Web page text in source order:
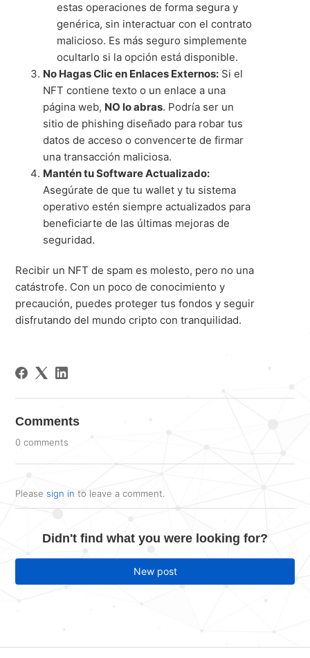
estas operaciones de forma segura y
genérica, sin interactuar con el contrato
malicioso. Es más seguro simplemente
ocultarlo si la opción está disponible.
No Hagas Clic en Enlaces Externos: Si el
NFT contiene texto o un enlace a una
página web, NO lo abras. Podría ser un
sitio de phishing diseñado para robar tus
datos de acceso o convencerte de firmar
una transacción maliciosa.
Mantén tu Software Actualizado:
Asegúrate de que tu wallet y tu sistema
operativo estén siempre actualizados para
beneficiarte de las últimas mejoras de
seguridad.
Recibir un NFT de spam es molesto, pero no una
catástrofe. Con un poco de conocimiento y
precaución, puedes proteger tus fondos y seguir
disfrutando del mundo cripto con tranquilidad.
Comments
0 comments
Please sign in to leave a comment.
Didn't find what you were looking for?
New post